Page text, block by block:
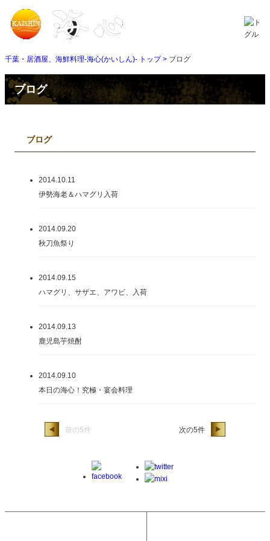
千葉・居酒屋、海鮮料理-海心(かいしん)- トップ > ブログ
ブログ
ブログ
2014.10.11
伊勢海老＆ハマグリ入荷
2014.09.20
秋刀魚祭り
2014.09.15
ハマグリ、サザエ、アワビ、入荷
2014.09.13
鹿児島芋焼酎
2014.09.10
本日の海心！究極・宴会料理
前の5件 次の5件